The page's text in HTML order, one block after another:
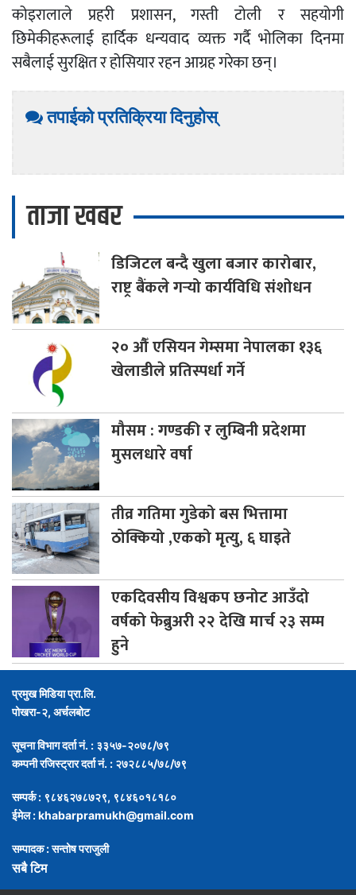
कोइरालाले प्रहरी प्रशासन, गस्ती टोली र सहयोगी
छिमेकीहरूलाई हार्दिक धन्यवाद व्यक्त गर्दै भोलिका दिनमा
सबैलाई सुरक्षित र होसियार रहन आग्रह गरेका छन्।
तपाईको प्रतिक्रिया दिनुहोस्
ताजा खबर
डिजिटलबन्दै खुला बजार कारोबार,
राष्ट्र बैंकले गर्‍यो कार्यविधि संशोधन
२०औँ एसियन गेम्समा नेपालका १३६
खेलाडीले प्रतिस्पर्धा गर्ने
मौसम: गण्डकी र लुम्बिनी प्रदेशमा
मुसलधारे वर्षा
तीव्रगतिमा गुडेको बस भित्तामा
ठोक्कियो ,एकको मृत्यु, ६ घाइते
एकदिवसीयविश्वकप छनोट आउँदो
वर्षको फेब्रुअरी २२ देखि मार्च २३ सम्म
हुने
प्रमुख मिडिया प्रा.लि.
पोखरा-२, अर्चलबोट
सूचना विभाग दर्ता नं. : ३३५७-२०७८/७९
कम्पनी रजिस्ट्रार दर्ता नं. : २७२८८५/७८/७९
सम्पर्क : ९८४६२७८७२९, ९८४६०१८१८०
ईमेल :khabarpramukh@gmail.com
सम्पादक : सन्तोष पराजुली
सबै टिम